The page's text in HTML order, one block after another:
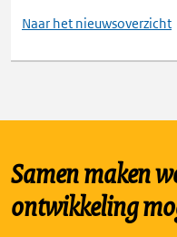
Naar het nieuwsoverzicht
Samen maken
ontwikkeling